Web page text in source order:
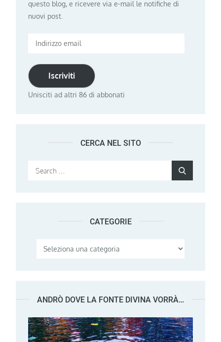
questo blog, e ricevere via e-mail le notifiche di
nuovi post.
Indirizzo
Iscriviti
Unisciti ad altri 86 di abbonati
CERCA NEL SITO
Search
CATEGORIE
Categorie
ANDRÒ DOVE LA FONTE DIVINA VORRÀ…